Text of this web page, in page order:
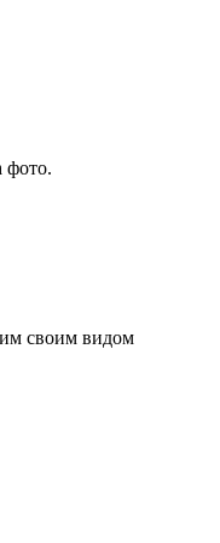
фото.
своим видом